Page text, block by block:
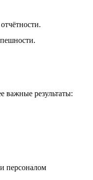
важные результаты: